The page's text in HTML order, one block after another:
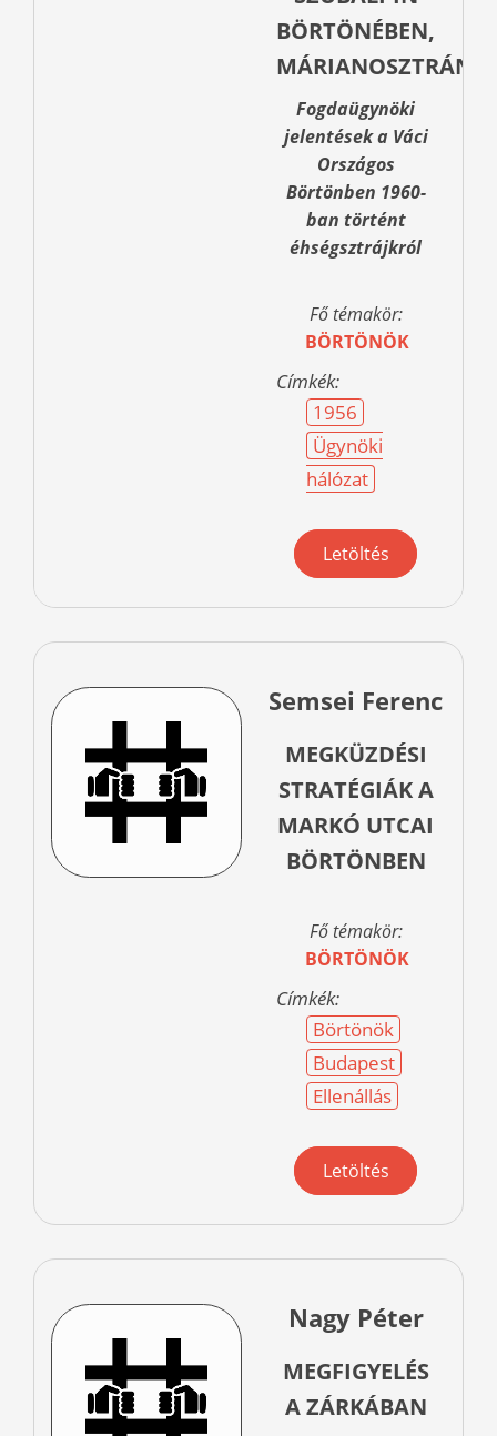
BÖRTÖNÉBEN,
MÁRIANOSZTRÁN”
Fogdaügynöki
jelentések a Váci
Országos
Börtönben 1960-
ban történt
éhségsztrájkról
Fő témakör:
BÖRTÖNÖK
Címkék:
1956
Ügynöki
hálózat
Letöltés
Semsei Ferenc
MEGKÜZDÉSI
STRATÉGIÁK A
MARKÓ UTCAI
BÖRTÖNBEN
Fő témakör:
BÖRTÖNÖK
Címkék:
Börtönök
Budapest
Ellenállás
Letöltés
Nagy Péter
MEGFIGYELÉS
A ZÁRKÁBAN